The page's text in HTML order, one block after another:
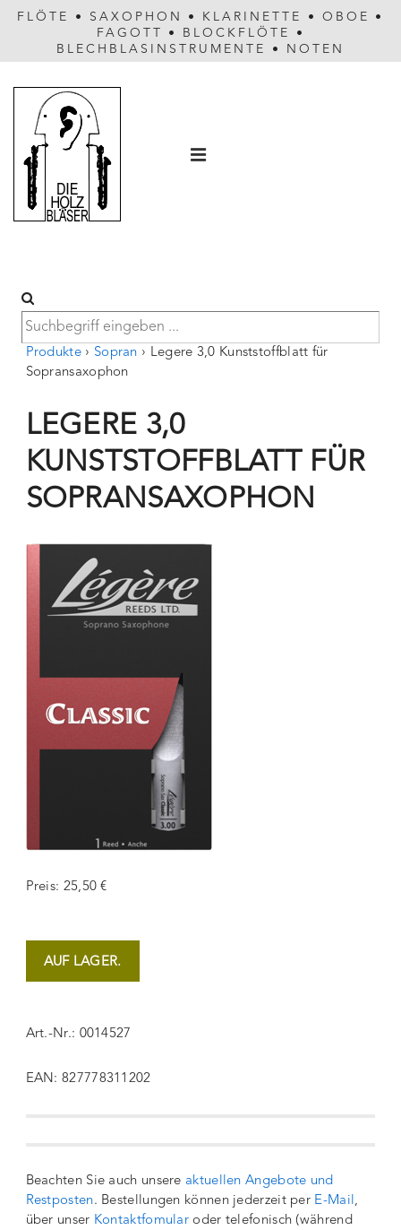
FLÖTE • SAXOPHON • KLARINETTE • OBOE
•
FAGOTT
• BLOCKFLÖTE
•
BLECHBLASINSTRUMENTE
• NOTEN
Produkte › Sopran › Legere 3,0 Kunststoffblatt für
Sopransaxophon
LEGERE 3,0
KUNSTSTOFFBLATT FÜR
SOPRANSAXOPHON
Preis: 25,50 €
AUF LAGER.
Art.-Nr.: 0014527
EAN: 827778311202
Beachten Sie auch unsere aktuellen Angebote und
Restposten. Bestellungen können jederzeit per E-Mail,
über unser Kontaktfomular oder telefonisch (während